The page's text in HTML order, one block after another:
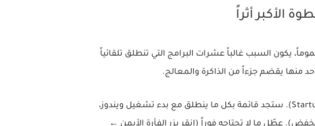
الأكبر أثراً
يكون السبب غالباً عشرات البرامج التي تنطلق تلقائياً
منها يقضم جزءاً من الذاكرة والمعالج.
. ستجد قائمة بكل ما ينطلق مع بدء تشغيل ويندوز،
عطّل ما لا تحتاجه فوراً (انقر بزر الفأرة الأيمن ←